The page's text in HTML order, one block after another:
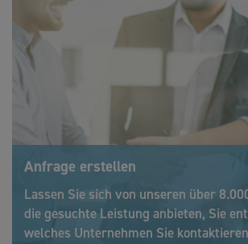
Anfrage erstellen
Lassen Sie sich von unseren über
die gesuchte Leistung anbieten, Sie
welches Unternehmen Sie